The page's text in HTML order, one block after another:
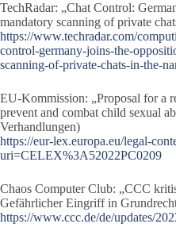
TechRadar: „Chat Control:
mandatory scanning of private
https://www.techradar.com/
control-germany-joins-the-
scanning-of-private-chats-in-the-
EU-Kommission: „Proposal for a
prevent and combat child sexual
Verhandlungen)
https://eur-lex.europa.eu/legal-
uri=CELEX%3A52022PC0209
Chaos Computer Club: „CCC
Gefährlicher Eingriff in
https://www.ccc.de/de/updates/